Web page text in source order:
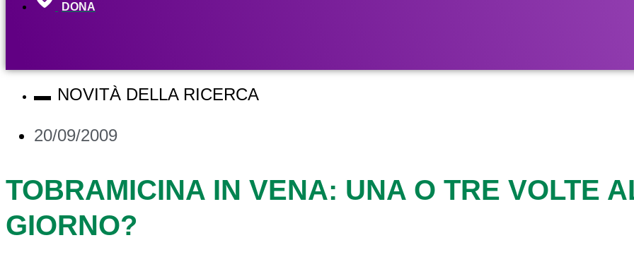
DONA
NOVITÀ DELLA RICERCA
20/09/2009
TOBRAMICINA IN VENA: UNA O TRE VOLTE
GIORNO?